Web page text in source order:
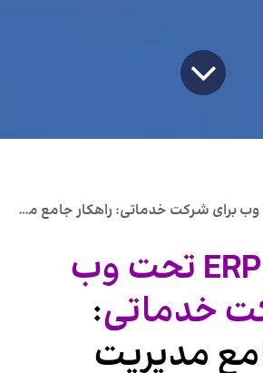
سیستم ERP تحت وب
خدماتی:
مدیریت